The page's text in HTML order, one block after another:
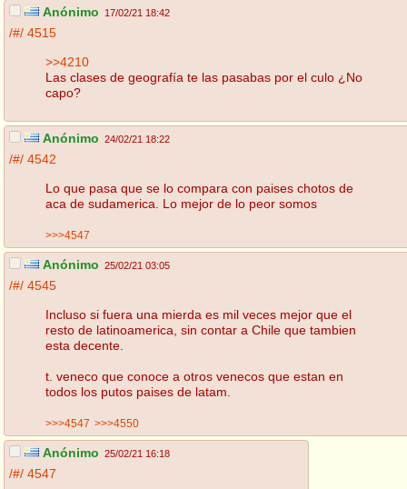
Anónimo 17/02/21 18:42
/#/ 4515
>>4210
Las clases de geografía te las pasabas por el culo ¿No
capo?
Anónimo 24/02/21 18:22
/#/ 4542
Lo que pasa que se lo compara con paises chotos de
aca de sudamerica. Lo mejor de lo peor somos
>>>4547
Anónimo 25/02/21 03:05
/#/ 4545
Incluso si fuera una mierda es mil veces mejor que el
resto de latinoamerica, sin contar a Chile que tambien
esta decente.
t. veneco que conoce a otros venecos que estan en
todos los putos paises de latam.
>>>4547 >>>4550
Anónimo 25/02/21 16:18
/#/ 4547